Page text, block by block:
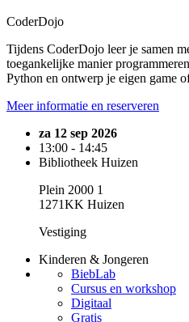
CoderDojo
Tijdens CoderDojo leer je samen
toegankelijke manier
Python en ontwerp je eigen game
Meer informatie en reserveren
za 12 sep 2026
13:00 - 14:45
Bibliotheek Huizen
Plein 2000 1
1271KK Huizen
Vestiging
Kinderen & Jongeren
BiebLab
Cursus en workshop
Digitaal
Gratis